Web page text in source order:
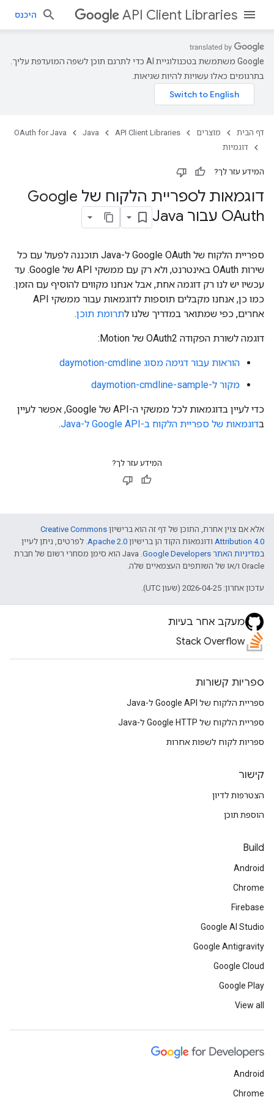
API Client Libraries היכנס
‫Google משתמשת בטכנולוגיית AI כדי לתרגם תוכן לשפה המועדפת עליך.
בתרגומים כאלו עשויות להיות שגיאות.
דף הבית מוצרים API Client Libraries
Java
OAuth for Java
דוגמיות
המידע עזר לך?
דוגמאות לספריית הלקוח של Google
OAuth עבור Java
ספריית הלקוח של Google OAuth ל-Java תוכננה לפעול עם כל
שירות OAuth באינטרנט, ולא רק עם ממשקי API של Google. עד
עכשיו יש לנו רק דוגמה אחת, אבל אנחנו מקווים להוסיף עם הזמן.
כמו כן, אנחנו מקבלים תוספות לדוגמאות עבור ממשקי API
אחרים, כפי שמתואר במדריך שלנו לתרומת תוכן.
דוגמה לשורת הפקודה OAuth2 של Motion:
הוראות עבור דגימה מסוג daymotion-cmdline
מקור ל-daymotion-cmdline-sample
כדי לעיין בדוגמאות לכל ממשקי ה-API של Google, אפשר לעיין
בדוגמאות של ספריית הלקוח ב-Google API ל-Java .
המידע עזר לך?
אלא אם צוין אחרת, התוכן של דף זה הוא ברישיון Creative Commons
Attribution 4.0 ודוגמאות הקוד הן ברישיון Apache 2.0. לפרטים, ניתן לעיין
במדיניות האתר Google Developers‏
.‏ Java הוא סימן מסחרי רשום של חברת
Oracle ו/או של השותפים העצמאיים שלה.
עדכון אחרון: 2026-04-25 (שעון UTC).
מעקב אחר בעיות
Stack Overflow
ספריות קשורות
ספריית הלקוח של Google API ל-Java
ספריית הלקוח של Google HTTP ל-Java
ספריות לקוח לשפות אחרות
קישור
הצטרפות לדיון
הוספת תוכן
Build
Android
Chrome
Firebase
Google AI Studio
Google Antigravity
Google Cloud
Google Play
View all
Android
Chrome